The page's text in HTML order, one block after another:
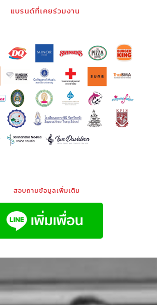
แบรนด์ที่เคยร่วมงาน
สอบถามข้อมูลเพิ่มเติม